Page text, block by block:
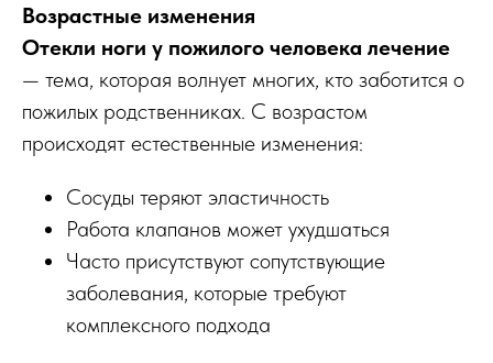
Возрастные изменения
Отекли ноги у пожилого человека лечение
— тема, которая волнует многих, кто заботится о
пожилых родственниках. С возрастом
происходят естественные изменения:
Сосуды теряют эластичность
Работа клапанов может ухудшаться
Часто присутствуют сопутствующие
заболевания, которые требуют
комплексного подхода